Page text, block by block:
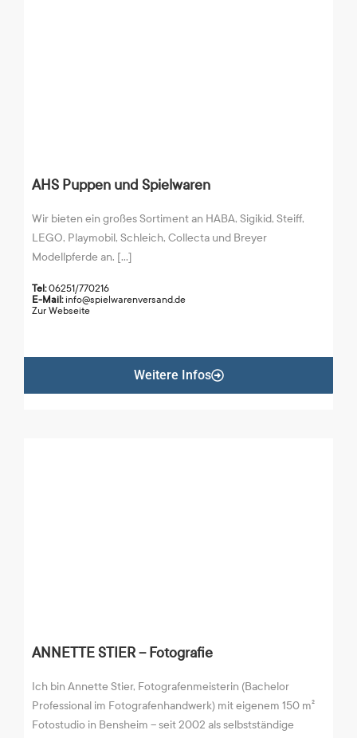
AHS Puppen und Spielwaren
Wir bieten ein großes Sortiment an HABA, Sigikid, Steiff,
LEGO, Playmobil, Schleich, Collecta und Breyer
Modellpferde an. [...]
Tel:06251/770216
E-Mail: info@spielwarenversand.de
Zur Webseite
Weitere Infos
ANNETTE STIER – Fotografie
Ich bin Annette Stier, Fotografenmeisterin (Bachelor
Professional im Fotografenhandwerk) mit eigenem 150 m²
Fotostudio in Bensheim – seit 2002 als selbstständige